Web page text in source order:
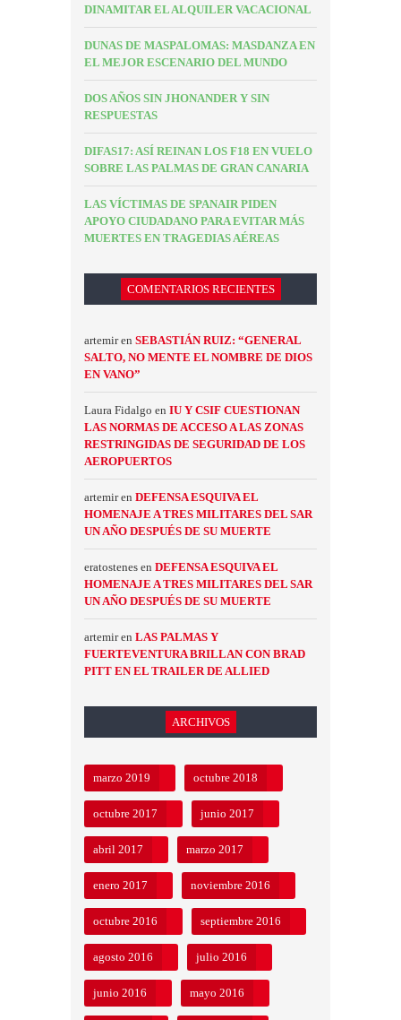
DINAMITAR EL ALQUILER VACACIONAL
DUNAS DE MASPALOMAS: MASDANZA EN
EL MEJOR ESCENARIO DEL MUNDO
DOS AÑOS SIN JHONANDER Y SIN
RESPUESTAS
DIFAS17: ASÍ REINAN LOS F18 EN VUELO
SOBRE LAS PALMAS DE GRAN CANARIA
LAS VÍCTIMAS DE SPANAIR PIDEN
APOYO CIUDADANO PARA EVITAR MÁS
MUERTES EN TRAGEDIAS AÉREAS
COMENTARIOS RECIENTES
artemiren SEBASTIÁN RUIZ: “GENERAL
SALTO, NO MENTE EL NOMBRE DE DIOS
EN VANO”
Laura Fidalgo en IU Y CSIF CUESTIONAN
LAS NORMAS DE ACCESO A LAS ZONAS
RESTRINGIDAS DE SEGURIDAD DE LOS
AEROPUERTOS
artemiren DEFENSA ESQUIVA EL
HOMENAJE A TRES MILITARES DEL SAR
UN AÑO DESPUÉS DE SU MUERTE
eratostenes en DEFENSA ESQUIVA EL
HOMENAJE A TRES MILITARES DEL SAR
UN AÑO DESPUÉS DE SU MUERTE
artemiren LAS PALMAS Y
FUERTEVENTURA BRILLAN CON BRAD
PITT EN EL TRAILER DE ALLIED
ARCHIVOS
marzo 2019 octubre 2018
octubre 2017 junio 2017
abril 2017 marzo 2017
enero 2017 noviembre 2016
octubre 2016 septiembre 2016
agosto 2016 julio 2016
junio 2016 mayo 2016